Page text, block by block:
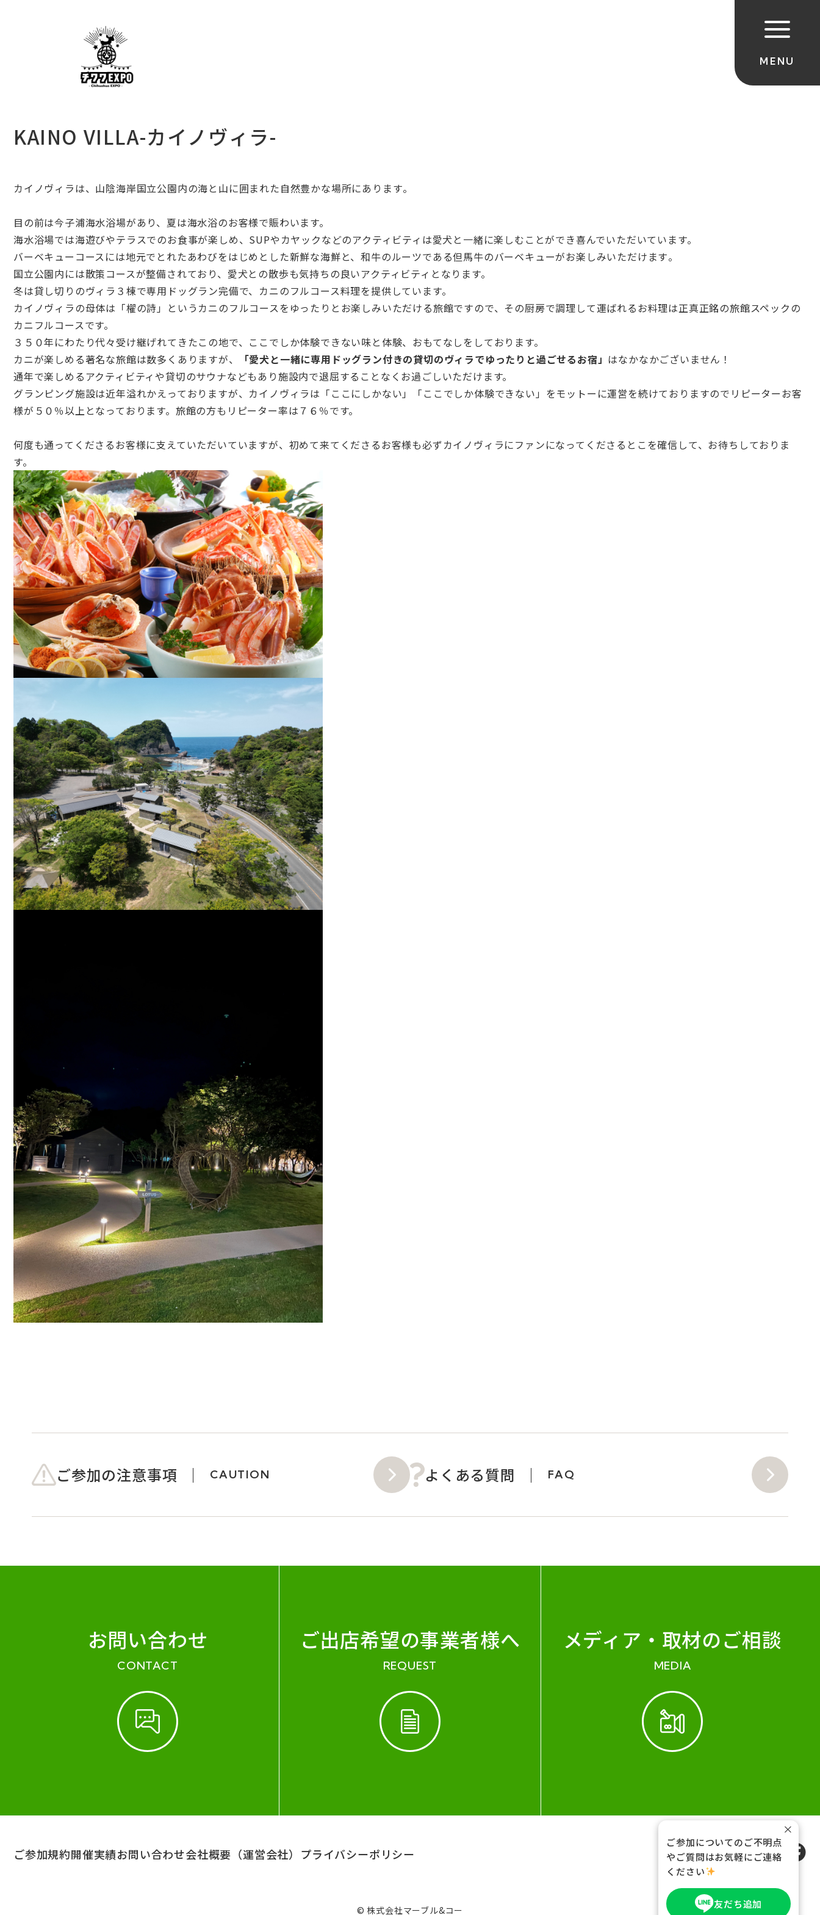
KAINO VILLA-カイノヴィラ-
カイノヴィラは、 山陰海岸国立公園内の海と山に囲まれた自然豊かな場所にあります。
目の前は今子浦海水浴場があり、 夏は海水浴のお客様で賑わいます。
海水浴場では海遊びやテラスでのお食事が楽しめ、 SUPやカヤックなどのアクティビティは愛犬と一緒に楽しむことができ喜んでいただいています。
バーベキューコースには地元でとれたあわびをはじめとした新鮮な海鮮と、和牛のルーツである但馬牛のバーベキューがお楽しみいただけます。
国立公園内には散策コースが整備されており、愛犬との散歩も気持ちの良いアクティビティとなります。
冬は貸し切りのヴィラ３棟で専用ドッグラン完備で、カニのフルコース料理を提供しています。
カイノヴィラの母体は「櫂の詩」 というカニのフルコースをゆったりとお楽しみいただける旅館ですので、 その厨房で調理して運ばれるお料理は正真正銘の旅館スペックの
カニフルコースです。
３５０年にわたり代々受け継げれてきたこの地で、 ここでしか体験できない味と体験、おもてなしをしております。
カニが楽しめる著名な旅館は数多くありますが、
「愛犬と一緒に専用ドッグラン付きの貸切のヴィラでゆったりと過ごせるお宿」 はなかなかございません！
通年で楽しめるアクティビティや貸切のサウナなどもあり施設内で退屈することなくお過ごしいただけます。
グランピング施設は近年溢れかえっておりますが、カイノヴィラは「 ここにしかない」「ここでしか体験できない」 をモットーに運営を続けておりますのでリピーターお客
様が５０％以上となっております。旅館の方もリピーター率は７６％です。
何度も通ってくださるお客様に支えていただいていますが、 初めて来てくださるお客様も必ずカイノヴィラにファンになってく ださるとこを確信して、お待ちしておりま
す。
ご参加の注意事項 CAUTION よくある質問 FAQ
お問い合わせ
CONTACT
ご出店希望の事業者様へ
REQUEST
メディア・ 取材のご相談
MEDIA
ご参加規約開催実績お問い合わせ会社概要（運営会社） プライバシーポリシー FOLLOW US
© 株式会社マーブル&コー
ご参加についてのご不明点
やご質問はお気軽にご連絡
ください
友だち追加
×